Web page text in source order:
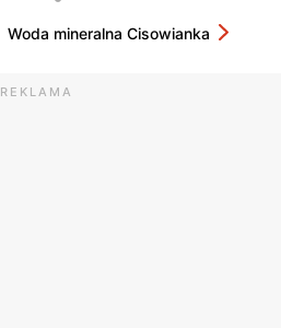
Woda mineralna Cisowianka
REKLAMA